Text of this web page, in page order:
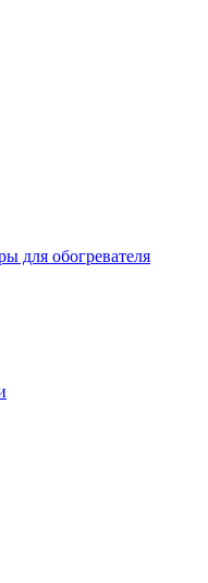
для обогревателя